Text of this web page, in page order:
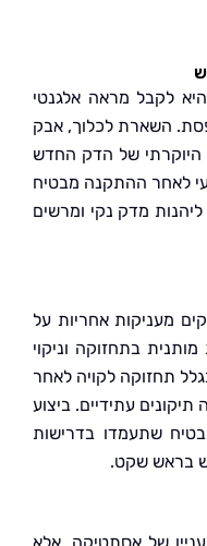
מראה אלגנטי
לכלוך, אבק
של הדק החדש
ההתקנה מבטיח
נקי ומרשים
אחריות על
וניקוי
לקויה לאחר
ביצוע
בדרישות